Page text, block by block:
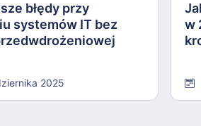
błędy przy
systemów IT bez
2025
w